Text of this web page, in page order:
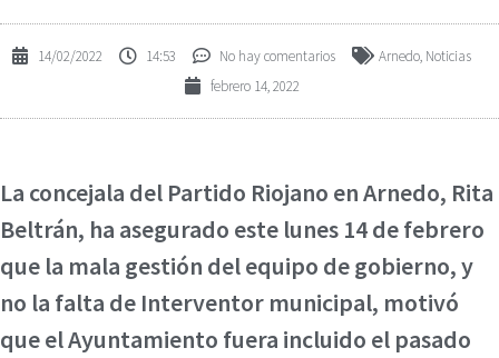
14/02/2022 14:53 No hay comentarios Arnedo, Noticias
febrero 14, 2022
La concejala del Partido Riojano en Arnedo, Rita
Beltrán, ha asegurado este lunes 14 de febrero
que la mala gestión del equipo de gobierno, y
no la falta de Interventor municipal, motivó
que el Ayuntamiento fuera incluido el pasado